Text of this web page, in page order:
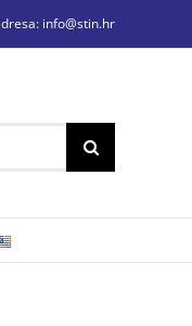
info@stin.hr